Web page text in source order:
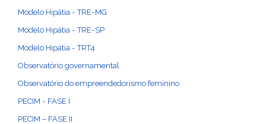
Modelo Hipátia - TRE-MG
Modelo Hipátia - TRE-SP
Modelo Hipátia - TRT4
Observatório governamental
Observatório do empreendedorismo feminino
PECIM - FASE I
PECIM – FASE II